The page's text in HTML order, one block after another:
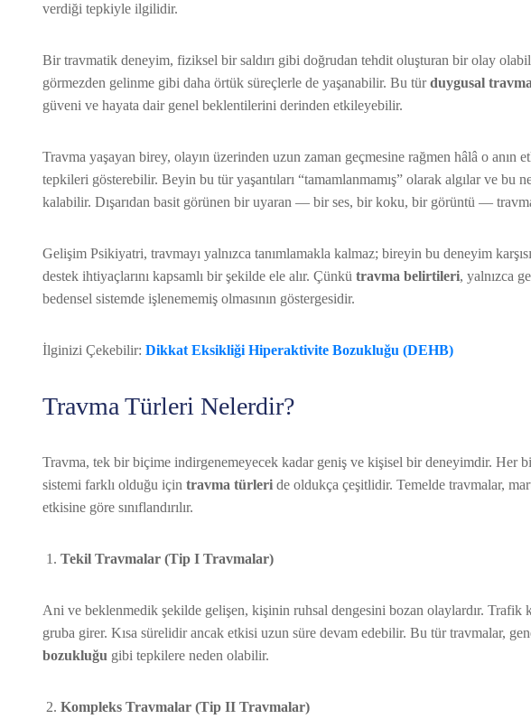
verdiği tepkiyle ilgilidir.
Bir travmatik deneyim, fiziksel bir saldırı gibi doğrudan tehdit oluşturan bir olay
görmezden gelinme gibi daha örtük süreçlerle de yaşanabilir. Bu türduygusal
güveni ve hayata dair genel beklentilerini derinden etkileyebilir.
Travma yaşayan birey, olayın üzerinden uzun zaman geçmesine rağmen hâlâ o
tepkileri gösterebilir. Beyin bu tür yaşantıları “tamamlanmamış” olarak algılar ve bu
kalabilir. Dışarıdan basit görünen bir uyaran — bir ses, bir koku, bir görüntü —
Gelişim Psikiyatri, travmayı yalnızca tanımlamakla kalmaz; bireyin bu deneyim
destek ihtiyaçlarını kapsamlı bir şekilde ele alır. Çünkü travma belirtileri, yalnızca
bedensel sistemde işlenememiş olmasının göstergesidir.
İlginizi Çekebilir: Dikkat Eksikliği Hiperaktivite Bozukluğu (DEHB)
Travma Türleri Nelerdir?
Travma, tek bir biçime indirgenemeyecek kadar geniş ve kişisel bir deneyimdir. Her
sistemi farklı olduğu için travma türleri de oldukça çeşitlidir. Temelde travmalar,
etkisine göre sınıflandırılır.
Tekil Travmalar (Tip I Travmalar)
Ani ve beklenmedik şekilde gelişen, kişinin ruhsal dengesini bozan olaylardır. Trafik
gruba girer. Kısa sürelidir ancak etkisi uzun süre devam edebilir. Bu tür travmalar,
bozukluğu gibi tepkilere neden olabilir.
Kompleks Travmalar (Tip II Travmalar)